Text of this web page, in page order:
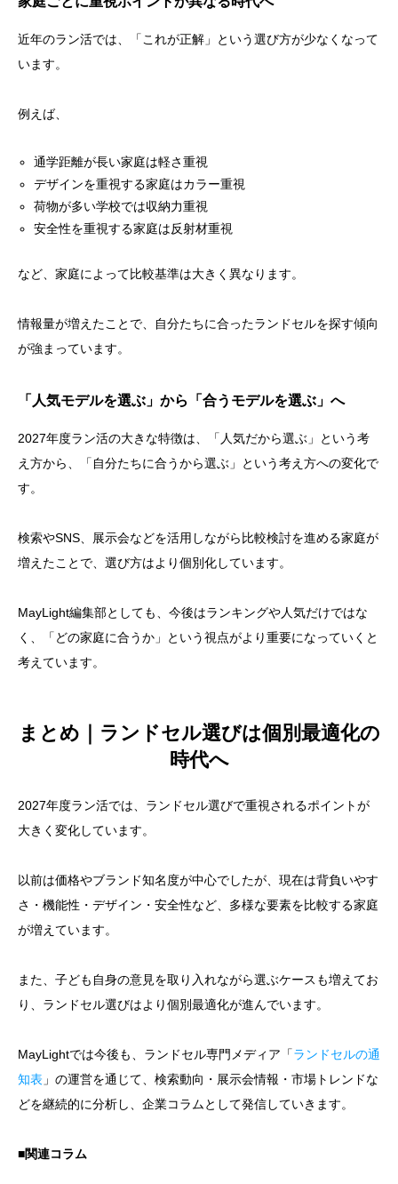
近年のラン活では、「これが正解」という選び方が少なくなって
います。
例えば、
通学距離が長い家庭は軽さ重視
デザインを重視する家庭はカラー重視
荷物が多い学校では収納力重視
安全性を重視する家庭は反射材重視
など、家庭によって比較基準は大きく異なります。
情報量が増えたことで、自分たちに合ったランドセルを探す傾向
が強まっています。
「人気モデルを選ぶ」から「合うモデルを選ぶ」へ
2027年度ラン活の大きな特徴は、「人気だから選ぶ」という考
え方から、「自分たちに合うから選ぶ」という考え方への変化で
す。
検索やSNS、展示会などを活用しながら比較検討を進める家庭が
増えたことで、選び方はより個別化しています。
MayLight編集部としても、今後はランキングや人気だけではな
く、「どの家庭に合うか」という視点がより重要になっていくと
考えています。
まとめ｜ランドセル選びは個別最適化の
時代へ
2027年度ラン活では、ランドセル選びで重視されるポイントが
大きく変化しています。
以前は価格やブランド知名度が中心でしたが、現在は背負いやす
さ・機能性・デザイン・安全性など、多様な要素を比較する家庭
が増えています。
また、子ども自身の意見を取り入れながら選ぶケースも増えてお
り、ランドセル選びはより個別最適化が進んでいます。
MayLightでは今後も、ランドセル専門メディア「ランドセルの通
知表 」の運営を通じて、検索動向・展示会情報・市場トレンドな
どを継続的に分析し、企業コラムとして発信していきます。
■関連コラム